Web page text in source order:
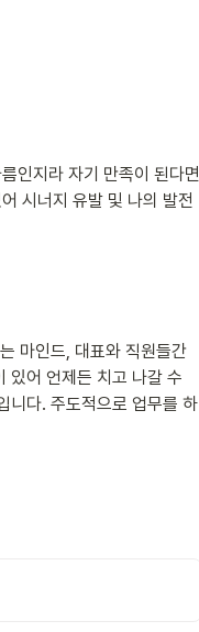
인지라 자기 만족이 된다면
시너지 유발 및 나의 발전
마인드, 대표와 직원들간
있어 언제든 치고 나갈 수
니다. 주도적으로 업무를 하